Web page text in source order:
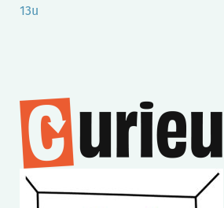
13u